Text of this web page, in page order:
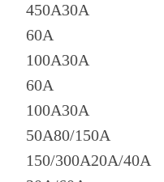
450A30A
60A
100A30A
60A
100A30A
50A80/150A
150/300A20A/40A